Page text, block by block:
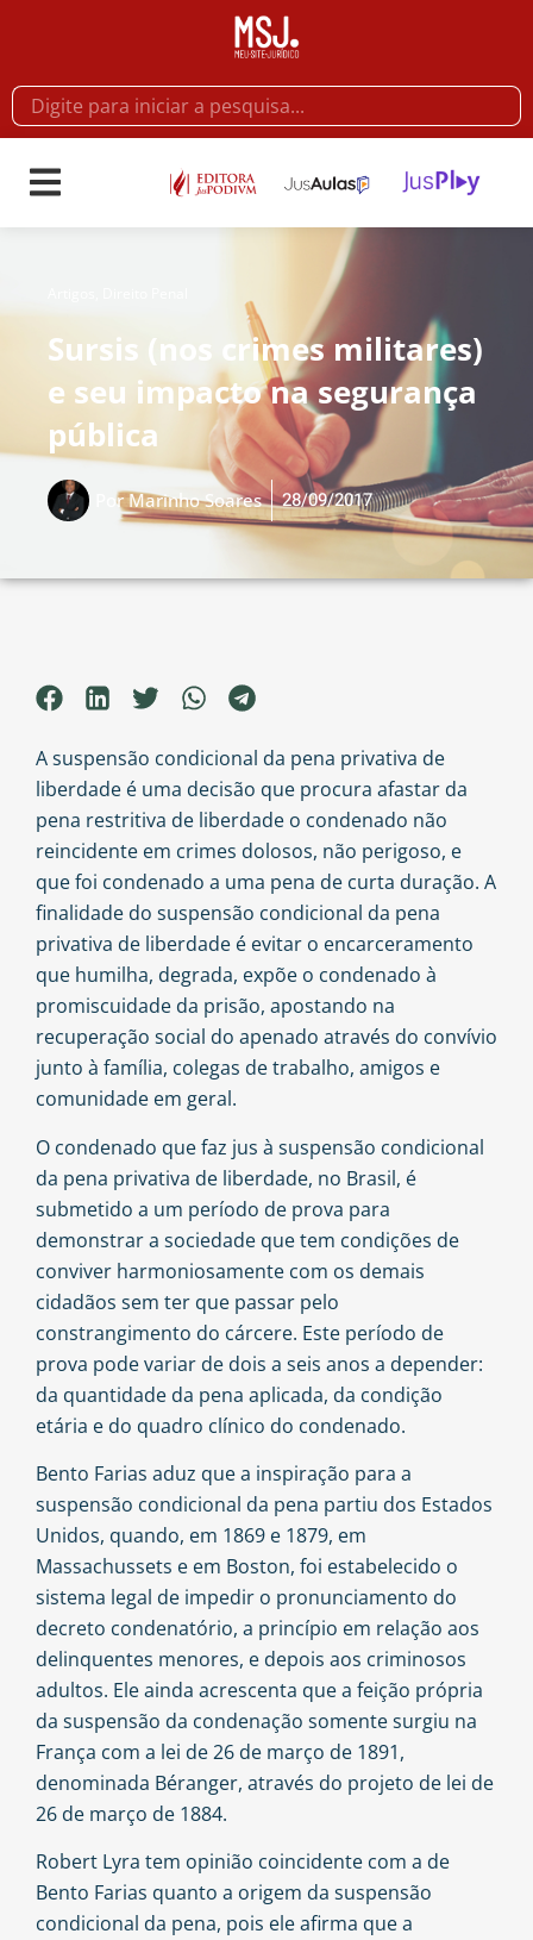
Sursis (nos crimes militares)
e seu impacto na segurança
pública
PorMarinho Soares 28/09/2017
A suspensão condicional da pena privativa de
liberdade é uma decisão que procura afastar da
pena restritiva de liberdade o condenado não
reincidente em crimes dolosos, não perigoso, e
que foi condenado a uma pena de curta duração. A
finalidade do suspensão condicional da pena
privativa de liberdade é evitar o encarceramento
que humilha, degrada, expõe o condenado à
promiscuidade da prisão, apostando na
recuperação social do apenado através do convívio
junto à família, colegas de trabalho, amigos e
comunidade em geral.
O condenado que faz jus à suspensão condicional
da pena privativa de liberdade, no Brasil, é
submetido a um período de prova para
demonstrar a sociedade que tem condições de
conviver harmoniosamente com os demais
cidadãos sem ter que passar pelo
constrangimento do cárcere. Este período de
prova pode variar de dois a seis anos a depender:
da quantidade da pena aplicada, da condição
etária e do quadro clínico do condenado.
Bento Farias aduz que a inspiração para a
suspensão condicional da pena partiu dos Estados
Unidos, quando, em 1869 e 1879, em
Massachussets e em Boston, foi estabelecido o
sistema legal de impedir o pronunciamento do
decreto condenatório, a princípio em relação aos
delinquentes menores, e depois aos criminosos
adultos. Ele ainda acrescenta que a feição própria
da suspensão da condenação somente surgiu na
França com a lei de 26 de março de 1891,
denominada Béranger, através do projeto de lei de
26 de março de 1884.
Robert Lyra tem opinião coincidente com a de
Bento Farias quanto a origem da suspensão
condicional da pena, pois ele afirma que a